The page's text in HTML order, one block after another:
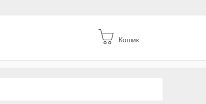
Кошик